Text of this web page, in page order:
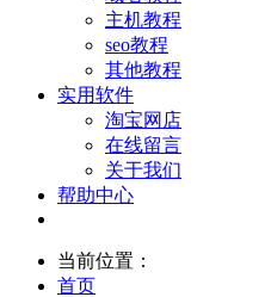
主机教程
seo教程
其他教程
实用软件
淘宝网店
在线留言
关于我们
帮助中心
当前位置：
首页